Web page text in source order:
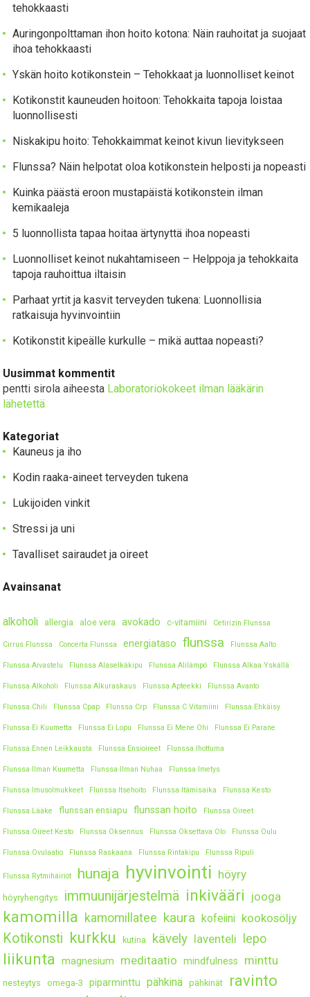
tehokkaasti
Auringonpolttaman ihon hoito kotona: Näin rauhoitat ja suojaat
ihoa tehokkaasti
Yskän hoito kotikonstein – Tehokkaat ja luonnolliset keinot
Kotikonstit kauneuden hoitoon: Tehokkaita tapoja loistaa
luonnollisesti
Niskakipu hoito: Tehokkaimmat keinot kivun lievitykseen
Flunssa? Näin helpotat oloa kotikonstein helposti ja nopeasti
Kuinka päästä eroon mustapäistä kotikonstein ilman
kemikaaleja
5 luonnollista tapaa hoitaa ärtynyttä ihoa nopeasti
Luonnolliset keinot nukahtamiseen – Helppoja ja tehokkaita
tapoja rauhoittua iltaisin
Parhaat yrtit ja kasvit terveyden tukena: Luonnollisia
ratkaisuja hyvinvointiin
Kotikonstit kipeälle kurkulle – mikä auttaa nopeasti?
Uusimmat kommentit
pentti sirola aiheesta Laboratoriokokeet ilman lääkärin
lähetettä
Kategoriat
Kauneus ja iho
Kodin raaka-aineet terveyden tukena
Lukijoiden vinkit
Stressi ja uni
Tavalliset sairaudet ja oireet
Avainsanat
alkoholi allergia aloe vera avokado c-vitamiini Cetirizin Flunssa
Cirrus Flunssa Concerta Flunssa energiataso flunssa Flunssa Aalto
Flunssa Aivastelu Flunssa Alaselkäkipu Flunssa Alilämpö Flunssa Alkaa Yskällä
Flunssa Alkoholi Flunssa Alkuraskaus Flunssa Apteekki Flunssa Avanto
Flunssa Chili Flunssa Cpap Flunssa Crp Flunssa C Vitamiini Flunssa Ehkäisy
Flunssa Ei Kuumetta Flunssa Ei Lopu Flunssa Ei Mene Ohi Flunssa Ei Parane
Flunssa Ennen Leikkausta Flunssa Ensioireet Flunssa Ihottuma
Flunssa Ilman Kuumetta Flunssa Ilman Nuhaa Flunssa Imetys
Flunssa Imusolmukkeet Flunssa Itsehoito Flunssa Itämisaika Flunssa Kesto
Flunssa Lääke flunssan ensiapu flunssan hoito Flunssa Oireet
Flunssa Oireet Kesto Flunssa Oksennus Flunssa Oksettava Olo Flunssa Oulu
Flunssa Ovulaatio Flunssa Raskaana Flunssa Rintakipu Flunssa Ripuli
Flunssa Rytmihäiriöt hunaja hyvinvointi höyry
höyryhengitys immuunijärjestelmä inkivääri jooga
kamomilla kamomillatee kaura kofeiini kookosöljy
Kotikonsti kurkku kutina kävely laventeli lepo
liikunta magnesium meditaatio mindfulness minttu
nesteytys omega-3 piparminttu pähkinä pähkinät ravinto